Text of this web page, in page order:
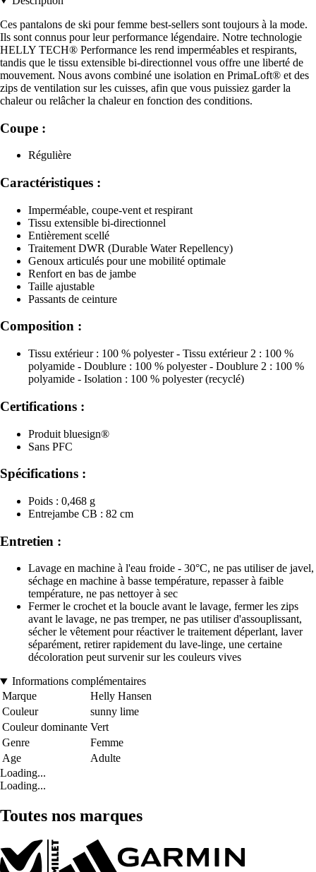
Ces pantalons de ski pour femme best-sellers sont toujours à la mode.
Ils sont connus pour leur performance légendaire. Notre technologie
HELLY TECH® Performance les rend imperméables et respirants,
tandis que le tissu extensible bi-directionnel vous offre une liberté de
mouvement. Nous avons combiné une isolation en PrimaLoft® et des
zips de ventilation sur les cuisses, afin que vous puissiez garder la
chaleur ou relâcher la chaleur en fonction des conditions.
Coupe :
Régulière
Caractéristiques :
Imperméable, coupe-vent et respirant
Tissu extensible bi-directionnel
Entièrement scellé
Traitement DWR (Durable Water Repellency)
Genoux articulés pour une mobilité optimale
Renfort en bas de jambe
Taille ajustable
Passants de ceinture
Composition :
Tissu extérieur : 100 % polyester - Tissu extérieur 2 : 100 %
polyamide - Doublure : 100 % polyester - Doublure 2 : 100 %
polyamide - Isolation : 100 % polyester (recyclé)
Certifications :
Produit bluesign®
Sans PFC
Spécifications :
Poids : 0,468 g
Entrejambe CB : 82 cm
Entretien :
Lavage en machine à l'eau froide - 30°C, ne pas utiliser de javel,
séchage en machine à basse température, repasser à faible
température, ne pas nettoyer à sec
Fermer le crochet et la boucle avant le lavage, fermer les zips
avant le lavage, ne pas tremper, ne pas utiliser d'assouplissant,
sécher le vêtement pour réactiver le traitement déperlant, laver
séparément, retirer rapidement du lave-linge, une certaine
décoloration peut survenir sur les couleurs vives
Informations complémentaires
Marque
Helly Hansen
Couleur
sunny lime
Couleur dominante Vert
Genre
Femme
Age
Adulte
Loading...
Loading...
Toutes nos marques